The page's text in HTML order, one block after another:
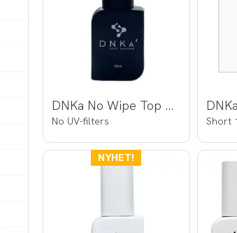
DNKa No Wipe Top Coat 12ml
No UV-filters Short